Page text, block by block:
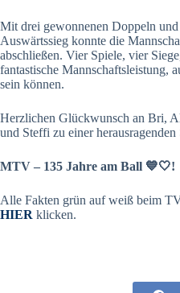
Mit drei gewonnenen Doppeln
Auswärtssieg konnte die
abschließen. Vier Spiele, vier
fantastische Mannschaftsleistung,
sein können.
Herzlichen Glückwunsch an Bri,
und Steffi zu einer herausragenden
MTV – 135 Jahre am Ball 💙🤍!
Alle Fakten grün auf weiß beim
HIER klicken.